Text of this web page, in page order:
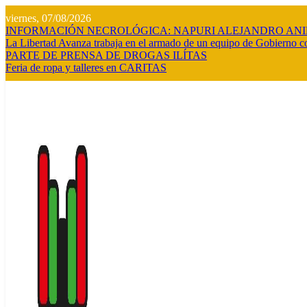
al
contenido
viernes, 07/08/2026
INFORMACIÓN NECROLÓGICA: NAPURI ALEJANDRO
La Libertad Avanza trabaja en el armado de un equipo de Gobierno
PARTE DE PRENSA DE DROGAS ILÍTAS
Feria de ropa y talleres en CARITAS